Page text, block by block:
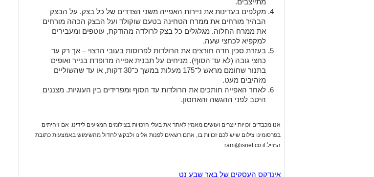
מקלפים בעדינות את ניירות האפייה משני הצדדים של כל בצק. על הבצק
הבהיר מורחים את ממרח הטחינה בטעם שוקולד ועל הבצק הכהה מורחים
את ממרח החלוה. מגלגלים כל בצק לרולדה מהודקת, עוטפים ומעבירים
למקפיא לכחצי שעה.
בעזרת סכין חדה חורצים את הרולדות לפרוסות בעובי הרצוי – אך רק עד
כחצי גובה (לא עד הסוף). מניחים על תבנית אפייה מרופדת בנייר ואופים
בתנור שחומם מראש ל־175 מעלות במשך כ־30 דקות, או עד שהשוליים
מזהיבים מעט.
לאחר האפייה חותכים את הרולדות עד הסוף ומפרידים בין העוגיות. מצננים
היטב לפני ההגשה והאחסון.
אנו מכבדים זכויות יוצרים ועושים מאמץ לאתר את בעלי הזכויות בצילומים המגיעים לידינו. אם זיהיתים
בפרסומינו צילום שיש לכם זכויות בו, אתם רשאים לפנות אלינו ולבקש לחדול מהשימוש באמצעות כתובת
המייל:ram@isnet.co.il
אינדקס העסקים של באר שבע נט